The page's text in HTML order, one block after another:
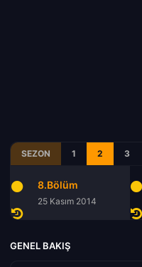
SEZON 1 2 3
8.Bölüm
25 Kasım 2014
GENEL BAKIŞ